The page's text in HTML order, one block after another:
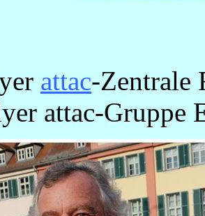
attac-Zentrale
attac-Gruppe